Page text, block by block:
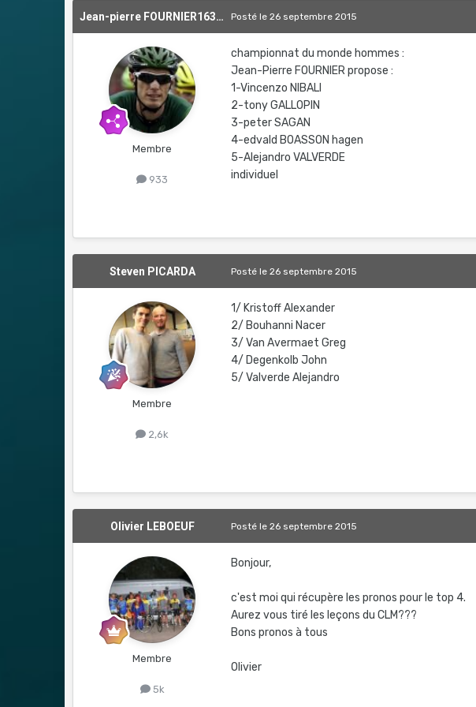
Jean-pierre FOURNIER1639476465
Membre
933
Postéle 26 septembre 2015
championnat du monde hommes :
Jean-Pierre FOURNIER propose :
1-Vincenzo NIBALI
2-tony GALLOPIN
3-peter SAGAN
4-edvald BOASSON hagen
5-Alejandro VALVERDE
individuel
Steven PICARDA
Membre
2,6k
Postéle 26 septembre 2015
1/ Kristoff Alexander
2/ Bouhanni Nacer
3/ Van Avermaet Greg
4/ Degenkolb John
5/ Valverde Alejandro
Olivier LEBOEUF
Membre
5k
Postéle 26 septembre 2015
Bonjour,
c'est moi qui récupère les pronos pour le top 4.
Aurez vous tiré les leçons du CLM???
Bons pronos à tous
Olivier